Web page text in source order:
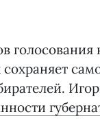
голосования
сохраняет